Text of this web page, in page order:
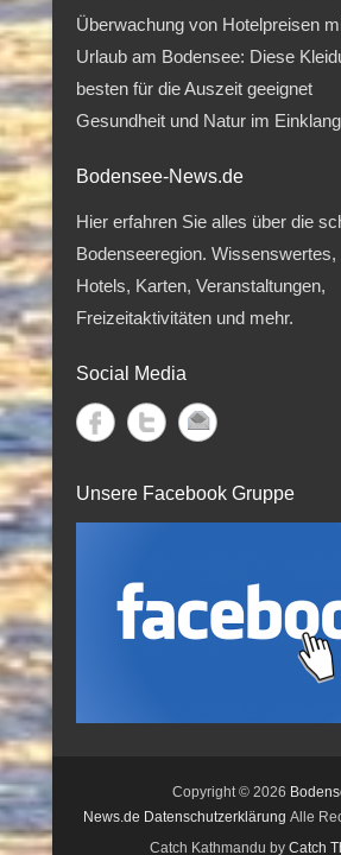
Überwachung von Hotelpreisen
Urlaub am Bodensee: Diese
besten für die Auszeit geeignet
Gesundheit und Natur im
Bodensee-News.de
Hier erfahren Sie alles über die
Bodenseeregion. Wissenswertes,
Hotels, Karten, Veranstaltungen,
Freizeitaktivitäten und mehr.
Social Media
Unsere Facebook Gruppe
Copyright © 2026
News.de Datenschutzerklärung Alle
Catch Kathmandu by Catch